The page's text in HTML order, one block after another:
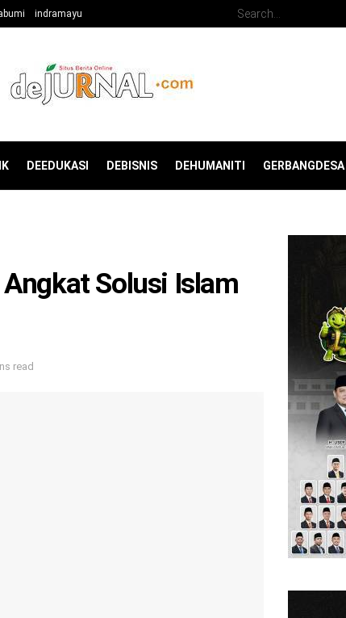
indramayu
DEEDUKASI DEBISNIS DEHUMANITI GERBANGDESA
Solusi Islam
read